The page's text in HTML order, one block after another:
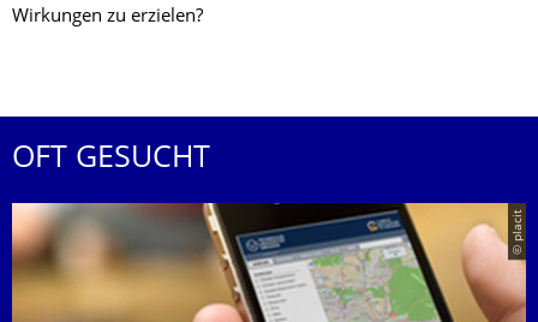
Wirkungen zu erzielen?
OFT GESUCHT
© placit